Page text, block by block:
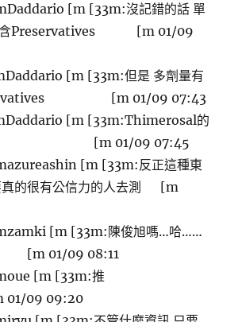
[m [33m:沒記錯的話 單
含Preservatives [m 01/09
[m [33m:但是 多劑量有
[m 01/09 07:43
[m [33m:Thimerosal的
[m 01/09 07:45
[m [33m:反正這種東
真的很有公信力的人去測 [m
[m [33m:陳俊旭嗎…哈……
08:11
[33moue [m [33m:推
09:20